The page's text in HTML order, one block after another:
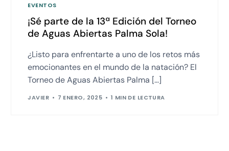
EVENTOS
¡Sé parte de la 13ª Edición del Torneo
de Aguas Abiertas Palma Sola!
¿Listo para enfrentarte a uno de los retos más
emocionantes en el mundo de la natación? El
Torneo de Aguas Abiertas Palma […]
JAVIER 7 ENERO, 2025 1 MIN DE LECTURA